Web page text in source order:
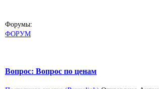
Форумы:
ФОРУМ
Вопрос: Вопрос по ценам